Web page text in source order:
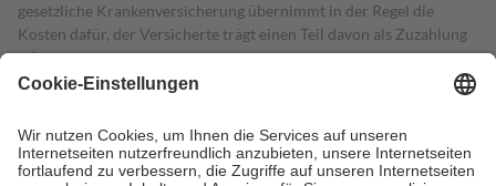
gesetzliche Krankenversicherung übernimmt in der Regel die
Kosten dafür, der Versicherte trägt einen Teil davon als Zuzahlung
mit.
Grundsätzlich leisten Mitglieder Zuzahlungen in Höhe von zehn
höchstens zehn Euro.
Es sind jedoch nie mehr als die tatsächlichen
Kosten der Leistung zu entrichten.
Diese Regeln gelten grundsätzlich auch für Online-Apotheken.